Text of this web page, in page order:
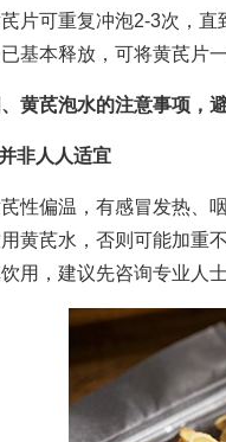
可重复冲泡2-3次，直
基本释放，可将黄芪片
、黄芪泡水的注意事项，
人人适宜
偏温，有感冒发热、咽
黄芪水，否则可能加重
用，建议先咨询专业人士